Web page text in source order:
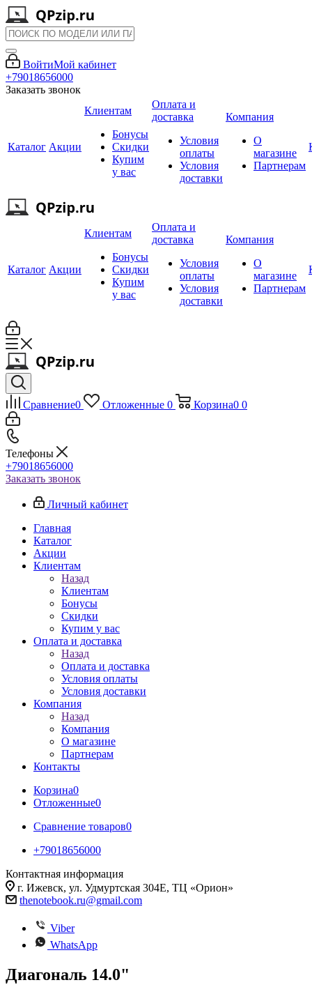
ВойтиМой кабинет
+79018656000
Заказать звонок
Каталог Акции
Клиентам
Бонусы
Скидки
Купим
у вас
Оплата и
доставка
Условия
оплаты
Условия
доставки
Компания
О
магазине
Партнерам
Каталог Акции
Клиентам
Бонусы
Скидки
Купим
у вас
Оплата и
доставка
Условия
оплаты
Условия
доставки
Компания
О
магазине
Партнерам
Сравнение0 Отложенные 0 Корзина0 0
Телефоны
+79018656000
Заказать звонок
Личный кабинет
Главная
Каталог
Акции
Клиентам
Назад
Клиентам
Бонусы
Скидки
Купим у вас
Оплата и доставка
Назад
Оплата и доставка
Условия оплаты
Условия доставки
Компания
Назад
Компания
О магазине
Партнерам
Контакты
Корзина0
Отложенные0
Сравнение товаров0
+79018656000
Контактная информация
г. Ижевск, ул. Удмуртская 304Е, ТЦ «Орион»
thenotebook.ru@gmail.com
Viber
WhatsApp
Диагональ 14.0"